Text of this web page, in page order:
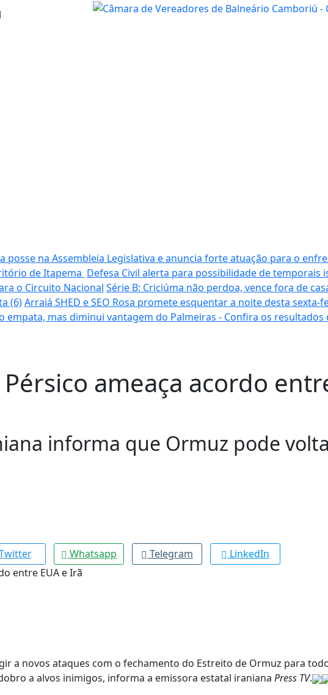
posse na Assembleia Legislativa e anuncia forte atuação para o
de Itapema Defesa Civil alerta para possibilidade de temporais
o Circuito Nacional Série B: Criciúma não perdoa, vence fora de
(6)Arraiá SHED e SEO Rosa promete esquentar a noite desta
empata, mas diminui vantagem do Palmeiras - Confira os
ameaça acordo
informa que Ormuz pode
Whatsapp Telegram LinkedIn
a novos ataques com o fechamento do Estreito de Ormuz para
a alvos inimigos, informa a emissora estatal iraniana Press TV.